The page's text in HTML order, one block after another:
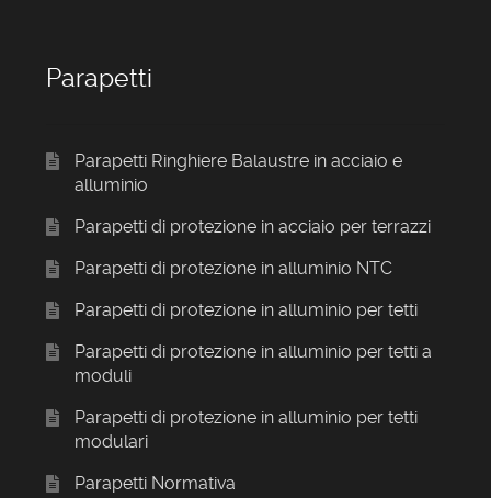
Parapetti
Parapetti Ringhiere Balaustre in acciaio e
alluminio
Parapetti di protezione in acciaio per terrazzi
Parapetti di protezione in alluminio NTC
Parapetti di protezione in alluminio per tetti
Parapetti di protezione in alluminio per tetti a
moduli
Parapetti di protezione in alluminio per tetti
modulari
Parapetti Normativa